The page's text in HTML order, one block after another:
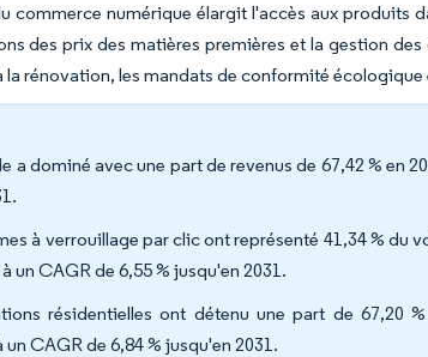
commerce numérique élargit l'accès aux produits
des prix des matières premières et la gestion
la rénovation, les mandats de conformité
a dominé avec une part de revenus de 67,42 % en
à verrouillage par clic ont représenté 41,34 % du
un CAGR de 6,55 % jusqu'en 2031.
résidentielles ont détenu une part de 67,20
CAGR de 6,84 % jusqu'en 2031.